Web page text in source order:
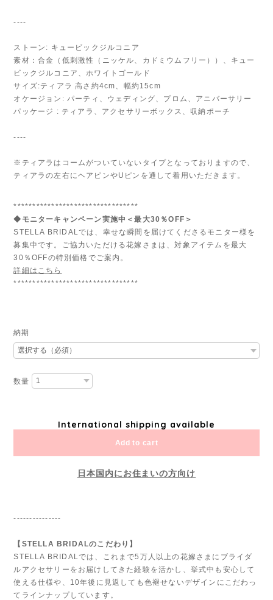
----
ストーン: キュービックジルコニア
素材：合金（低刺激性（ニッケル、カドミウムフリー））、キュー
ビックジルコニア、ホワイトゴールド
サイズ:ティアラ 高さ約4cm、幅約15cm
オケージョン: パーティ、ウェディング、プロム、アニバーサリー
パッケージ : ティアラ、アクセサリーボックス、収納ポーチ
----
※ティアラはコームがついていないタイプとなっておりますので、
ティアラの左右にヘアピンやUピンを通して着用いただきます。
*********************************
◆モニターキャンペーン実施中＜最大30％OFF＞
STELLA BRIDALでは、幸せな瞬間を届けてくださるモニター様を
募集中です。ご協力いただける花嫁さまは、対象アイテムを最大
30％OFFの特別価格でご案内。
詳細はこちら
*********************************
納期
数量
International shipping available
Add to cart
日本国内にお住まいの方向け
---------------
【STELLA BRIDALのこだわり】
STELLA BRIDALでは、これまで5万人以上の花嫁さまにブライダ
ルアクセサリーをお届けしてきた経験を活かし、挙式中も安心して
使える仕様や、10年後に見返しても色褪せないデザインにこだわっ
てラインナップしています。